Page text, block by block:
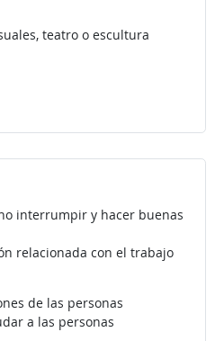
teatro o escultura
interrumpir y hacer buenas
relacionada con el trabajo
de las personas
a las personas